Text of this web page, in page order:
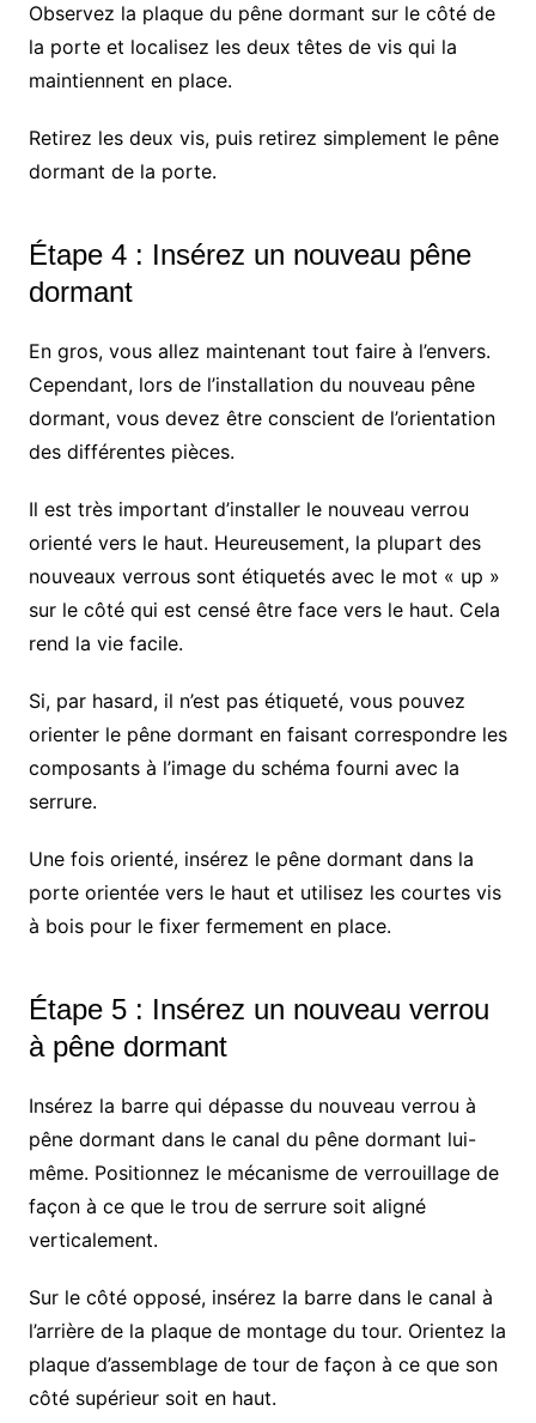
Observez la plaque du pêne dormant sur le côté de
la porte et localisez les deux têtes de vis qui la
maintiennent en place.
Retirez les deux vis, puis retirez simplement le pêne
dormant de la porte.
Étape 4 : Insérez un nouveau pêne
dormant
En gros, vous allez maintenant tout faire à l’envers.
Cependant, lors de l’installation du nouveau pêne
dormant, vous devez être conscient de l’orientation
des différentes pièces.
Il est très important d’installer le nouveau verrou
orienté vers le haut. Heureusement, la plupart des
nouveaux verrous sont étiquetés avec le mot « up »
sur le côté qui est censé être face vers le haut. Cela
rend la vie facile.
Si, par hasard, il n’est pas étiqueté, vous pouvez
orienter le pêne dormant en faisant correspondre les
composants à l’image du schéma fourni avec la
serrure.
Une fois orienté, insérez le pêne dormant dans la
porte orientée vers le haut et utilisez les courtes vis
à bois pour le fixer fermement en place.
Étape 5 : Insérez un nouveau verrou
à pêne dormant
Insérez la barre qui dépasse du nouveau verrou à
pêne dormant dans le canal du pêne dormant lui-
même. Positionnez le mécanisme de verrouillage de
façon à ce que le trou de serrure soit aligné
verticalement.
Sur le côté opposé, insérez la barre dans le canal à
l’arrière de la plaque de montage du tour. Orientez la
plaque d’assemblage de tour de façon à ce que son
côté supérieur soit en haut.